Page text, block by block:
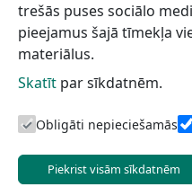
Vēlos saņemt jaunumus
trešās puses sociālo
pieejamus šajā tīmekļa
materiālus.
Skatīt par sīkdatnēm.
Obligāti nepieciešamās
Piekrist visām sīkdatnēm